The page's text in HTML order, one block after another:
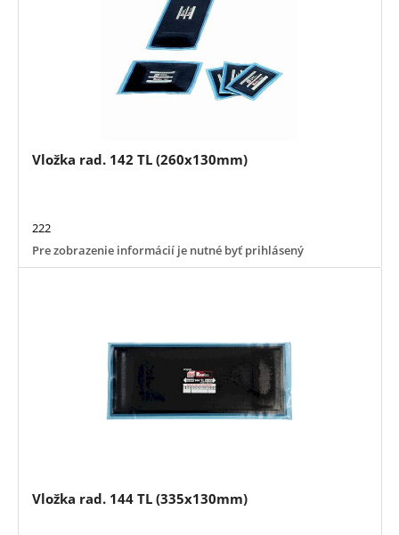
Vložka rad. 142 TL (260x130mm)
222
Pre zobrazenie informácií je nutné byť prihlásený
Vložka rad. 144 TL (335x130mm)